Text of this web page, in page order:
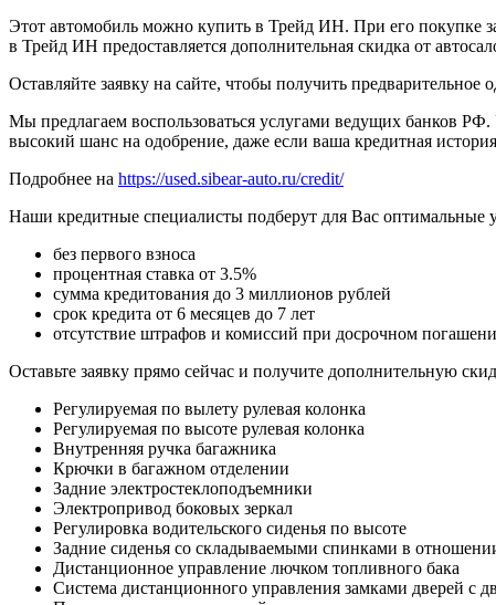
Этот автомобиль можно купить в Трейд ИН. При его покупке
в Трейд ИН предоставляется дополнительная скидка от
Оставляйте заявку на сайте, чтобы получить предварительное
Мы предлагаем воспользоваться услугами ведущих банков
высокий шанс на одобрение, даже если ваша кредитная
Подробнее на https://used.sibear-auto.ru/credit/
Наши кредитные специалисты подберут для Вас
без первого взноса
процентная ставка от 3.5%
сумма кредитования до 3 миллионов рублей
срок кредита от 6 месяцев до 7 лет
отсутствие штрафов и комиссий при досрочном
Оставьте заявку прямо сейчас и получите дополнительную
Регулируемая по вылету рулевая колонка
Регулируемая по высоте рулевая колонка
Внутренняя ручка багажника
Крючки в багажном отделении
Задние электростеклоподъемники
Электропривод боковых зеркал
Регулировка водительского сиденья по высоте
Задние сиденья со складываемыми спинками в
Дистанционное управление лючком топливного бака
Cистема дистанционного управления замками дверей с